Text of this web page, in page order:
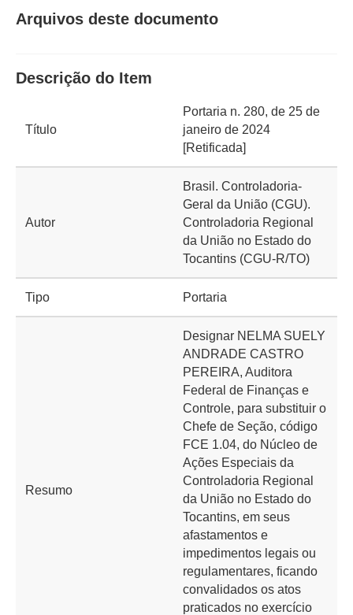
Arquivos deste documento
Descrição do Item
Título
Portaria n. 280, de 25 de
janeiro de 2024
[Retificada]
Autor
Brasil. Controladoria-
Geral da União (CGU).
Controladoria Regional
da União no Estado do
Tocantins (CGU-R/TO)
Tipo Portaria
Resumo
Designar NELMA SUELY
ANDRADE CASTRO
PEREIRA, Auditora
Federal de Finanças e
Controle, para substituir o
Chefe de Seção, código
FCE 1.04, do Núcleo de
Ações Especiais da
Controladoria Regional
da União no Estado do
Tocantins, em seus
afastamentos e
impedimentos legais ou
regulamentares, ficando
convalidados os atos
praticados no exercício